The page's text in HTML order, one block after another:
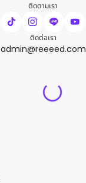
ติดตามเรา
ติดต่อเรา
admin@reeeed.com